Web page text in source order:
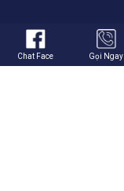
Chat Face Gọi Ngay